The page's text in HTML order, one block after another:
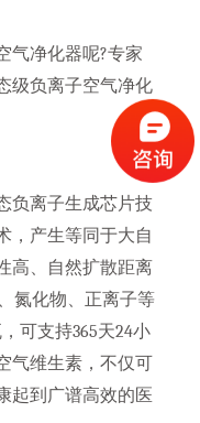
气净化器呢?专家
级负离子空气净化
负离子生成芯片技
，产生等同于大自
高、自然扩散距离
氮化物、正离子等
可支持365天24小
气维生素，不仅可
起到广谱高效的医